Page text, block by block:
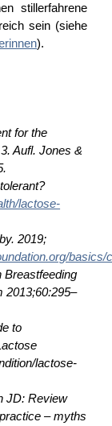
stillerfahrene
sein (siehe
).
for the
Aufl. Jones &
lactose-
2019;
basics/
2013;60:295–
to
lactose-
JD: Review
– myths